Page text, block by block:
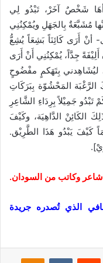
شَخْصٌ آخَرْ، تَبْدُو لِي
مُشَبَّعَةٌ بِالجَهَلِ ويُمْكِنُنِي
أَرَى كَائِنَاً بَشِعَاً يُشِعُّ
جِدَّاً، يُمْكِنُنِي أَنْ أَرَى
بِتَهَكمٍ مفْضُوحٍ
المَحْشُوّة بِبَرَكَاتِ
تَبْدُو جَمِيْلاً بِرِدَاءِ الشَّاعِرِ
الكَائِنْ الدَّاهِيَة، وكَيْفَ
كَيْفَ يَبْدُو هَذَا الطَّرِيْق.
وكاتب من السودان.
الذي تُصدره جريدة
بينتيريست